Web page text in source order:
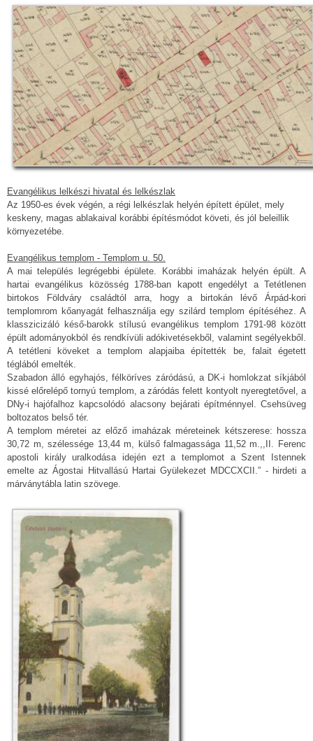
Evangélikus lelkészi hivatal és lelkészlak
Az 1950-es évek végén, a régi lelkészlak helyén épített épület, mely
keskeny, magas ablakaival korábbi építésmódot követi, és jól beleillik
környezetébe.
Evangélikus templom - Templom u. 50.
A mai település legrégebbi épülete. Korábbi imaházak helyén épült. A
hartai evangélikus közösség 1788-ban kapott engedélyt a Tetétlenen
birtokos Földváry családtól arra, hogy a birtokán lévő Árpád-kori
templomrom kőanyagát felhasználja egy szilárd templom építéséhez. A
klasszicizáló késő-barokk stílusú evangélikus templom 1791-98 között
épült adományokból és rendkívüli adókivetésekből, valamint segélyekből.
A tetétleni köveket a templom alapjaiba építették be, falait égetett
téglából emelték.
Szabadon álló egyhajós, félköríves záródású, a DK-i homlokzat síkjából
kissé előrelépő tornyú templom, a záródás felett kontyolt nyeregtetővel, a
DNy-i hajófalhoz kapcsolódó alacsony bejárati építménnyel. Csehsüveg
boltozatos belső tér.
A templom méretei az előző imaházak méreteinek kétszerese: hossza
30,72 m, szélessége 13,44 m, külső falmagassága 11,52 m.,,II. Ferenc
apostoli király uralkodása idején ezt a templomot a Szent Istennek
emelte az Ágostai Hitvallású Hartai Gyülekezet MDCCXCII.” - hirdeti a
márványtábla latin szövege.